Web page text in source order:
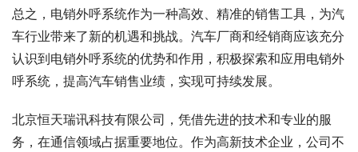
总之，电销外呼系统作为一种高效、精准的销售工具，为汽
车行业带来了新的机遇和挑战。汽车厂商和经销商应该充分
认识到电销外呼系统的优势和作用，积极探索和应用电销外
呼系统，提高汽车销售业绩，实现可持续发展。
北京恒天瑞讯科技有限公司，凭借先进的技术和专业的服
务，在通信领域占据重要地位。作为高新技术企业，公司不